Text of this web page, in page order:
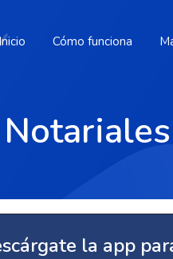
Cómo funciona
la app